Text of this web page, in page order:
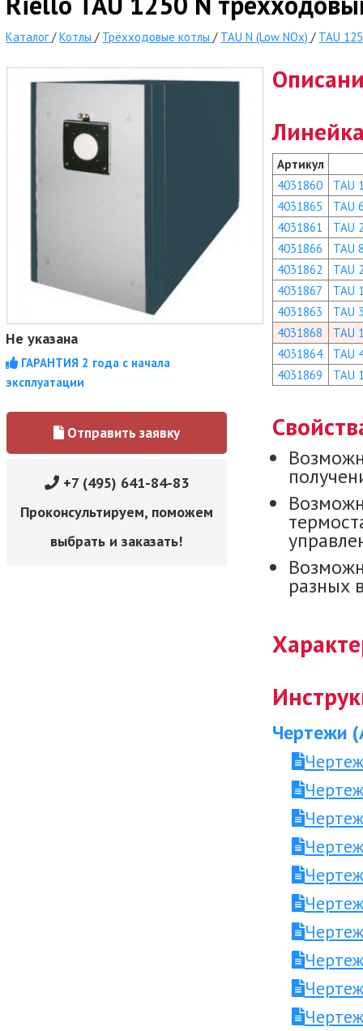
Каталог /Котлы / Трёхходовые котлы / TAU N (Low NOx) / TAU
Не указана
ГАРАНТИЯ 2 года с начала
эксплуатации
Отправить заявку
+7 (495) 641-84-83
Проконсультируем, поможем
выбрать и заказать!
Артикул
4031860
TAU
4031865
TAU
4031861
TAU
4031866
TAU
4031862
TAU
4031867
TAU
4031863
TAU
4031868
TAU
4031864
TAU
4031869
TAU
разных
Чертежи